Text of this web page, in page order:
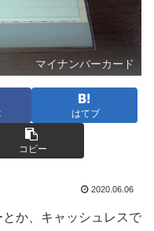
マイナンバーカード
はてブ
コピー
2020.06.06
か、キャッシュレスで